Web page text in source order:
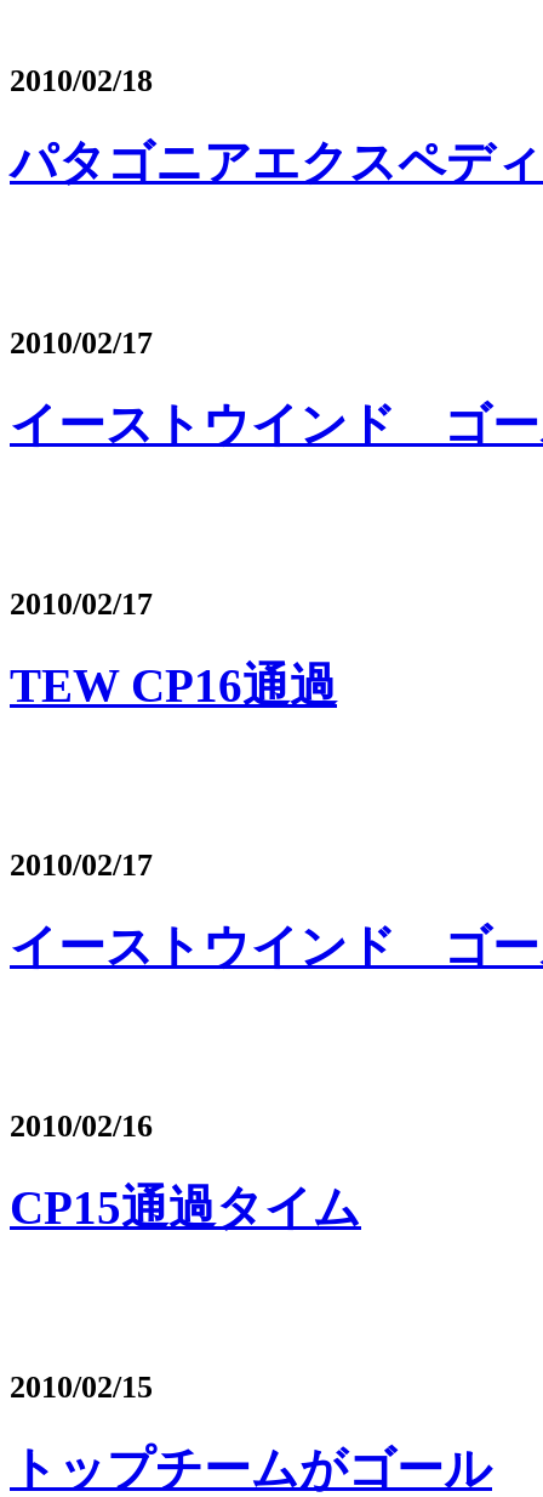
2010/02/18
パタゴニアエクスペデ
2010/02/17
イーストウインド ゴ
2010/02/17
TEW CP16通過
2010/02/17
イーストウインド ゴ
2010/02/16
CP15通過タイム
2010/02/15
トップチームがゴール